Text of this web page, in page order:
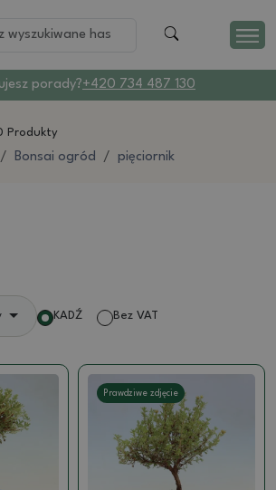
porady?+420 734 487 130
Produkty
Bonsai ogród pięciornik
KADŹ Bez VAT
Prawdziwe zdjęcie